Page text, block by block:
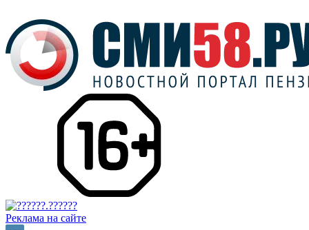
Реклама на сайте